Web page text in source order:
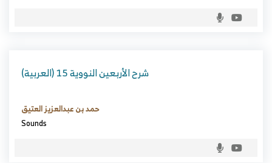
(العربية) شرح الأربعين النووية 15
حمد بن عبدالعزيز العتيق
Sounds